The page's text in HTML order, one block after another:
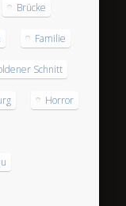
Brücke
Familie
Schnitt
Horror